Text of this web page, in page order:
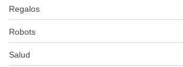
Regalos
Robots
Salud